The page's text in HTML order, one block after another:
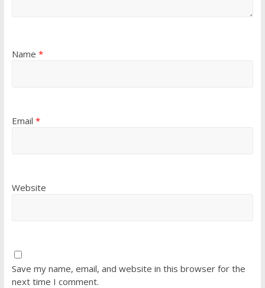
Name *
Email *
Website
Save my name, email, and website in this browser for the
next time I comment.